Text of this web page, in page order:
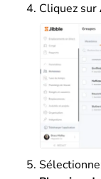
Cliquez sur